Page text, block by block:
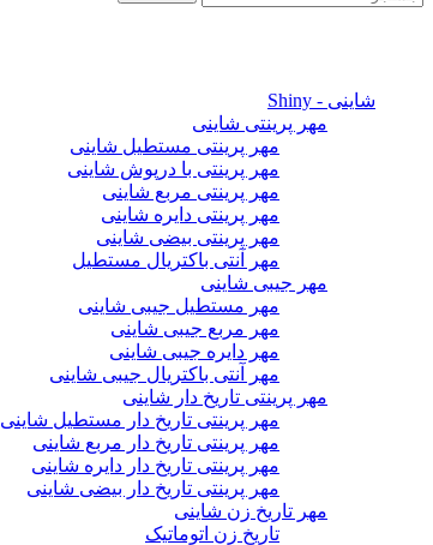
شاینی - Shiny
مهر پرینتی شاینی
مهر پرینتی مستطیل شاینی
مهر پرینتی با درپوش شاینی
مهر پرینتی مربع شاینی
مهر پرینتی دایره شاینی
مهر پرینتی بیضی شاینی
مهر آنتی باکتریال مستطیل
مهر جیبی شاینی
مهر مستطیل جیبی شاینی
مهر مربع جیبی شاینی
مهر دایره جیبی شاینی
مهر آنتی باکتریال جیبی شاینی
مهر پرینتی تاریخ دار شاینی
مهر پرینتی تاریخ دار مستطیل شاینی
مهر پرینتی تاریخ دار مربع شاینی
مهر پرینتی تاریخ دار دایره شاینی
مهر پرینتی تاریخ دار بیضی شاینی
مهر تاریخ زن شاینی
تاریخ زن اتوماتیک